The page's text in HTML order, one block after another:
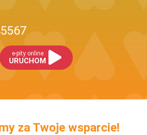
e-pity online
URUCHOM
za Twoje wsparcie!